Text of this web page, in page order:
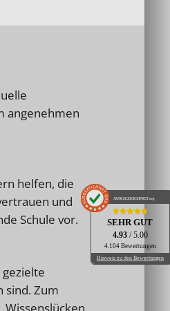
angenehmen
helfen, die
und
Schule vor.
sind. Zum
AUSGEZEICHNET.org
SEHR GUT
4.93 / 5.00
4.104 Bewertungen
Hinweis zu den Bewertungen